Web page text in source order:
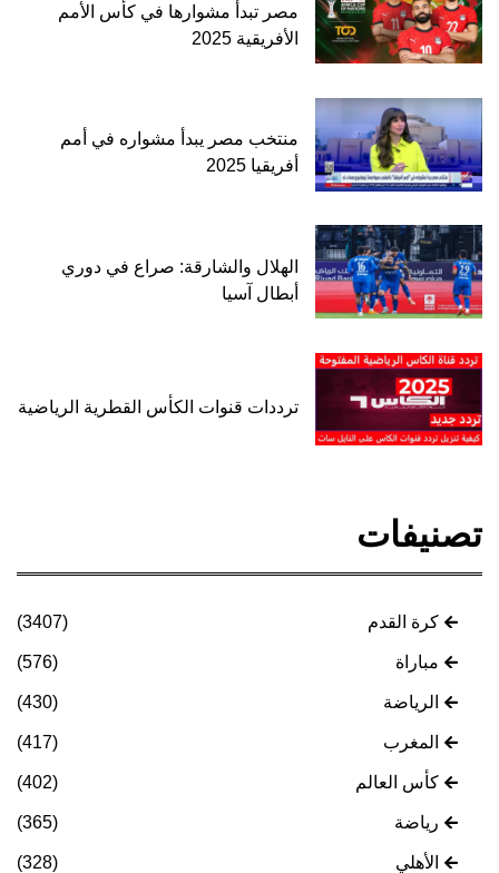
مصر تبدأ مشوارها في كأس الأمم
الأفريقية 2025
منتخب مصر يبدأ مشواره في أمم
أفريقيا 2025
الهلال والشارقة: صراع في دوري
أبطال آسيا
ترددات قنوات الكأس القطرية الرياضية
تصنيفات
كرة القدم (3407)
مباراة (576)
الرياضة (430)
المغرب (417)
كأس العالم (402)
رياضة (365)
الأهلي (328)